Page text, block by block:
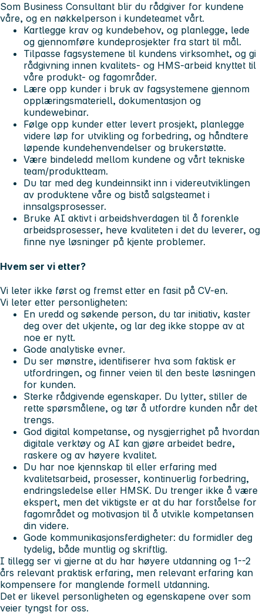
Som Business Consultant blir du rådgiver for kundene
våre, og en nøkkelperson i kundeteamet vårt.
Kartlegge krav og kundebehov, og planlegge, lede
og gjennomføre kundeprosjekter fra start til mål.
Tilpasse fagsystemene til kundens virksomhet, og gi
rådgivning innen kvalitets- og HMS-arbeid knyttet til
våre produkt- og fagområder.
Lære opp kunder i bruk av fagsystemene gjennom
opplæringsmateriell, dokumentasjon og
kundewebinar.
Følge opp kunder etter levert prosjekt, planlegge
videre løp for utvikling og forbedring, og håndtere
løpende kundehenvendelser og brukerstøtte.
Være bindeledd mellom kundene og vårt tekniske
team/produktteam.
Du tar med deg kundeinnsikt inn i videreutviklingen
av produktene våre og bistå salgsteamet i
innsalgsprosesser.
Bruke AI aktivt i arbeidshverdagen til å forenkle
arbeidsprosesser, heve kvaliteten i det du leverer, og
finne nye løsninger på kjente problemer.
Hvem ser vi etter?
Vi leter ikke først og fremst etter en fasit på CV-en.
Vi leter etter personligheten:
En uredd og søkende person, du tar initiativ, kaster
deg over det ukjente, og lar deg ikke stoppe av at
noe er nytt.
Gode analytiske evner.
Du ser mønstre, identifiserer hva som faktisk er
utfordringen, og finner veien til den beste løsningen
for kunden.
Sterke rådgivende egenskaper. Du lytter, stiller de
rette spørsmålene, og tør å utfordre kunden når det
trengs.
God digital kompetanse, og nysgjerrighet på hvordan
digitale verktøy og AI kan gjøre arbeidet bedre,
raskere og av høyere kvalitet.
Du har noe kjennskap til eller erfaring med
kvalitetsarbeid, prosesser, kontinuerlig forbedring,
endringsledelse eller HMSK. Du trenger ikke å være
ekspert, men det viktigste er at du har forståelse for
fagområdet og motivasjon til å utvikle kompetansen
din videre.
Gode kommunikasjonsferdigheter: du formidler deg
tydelig, både muntlig og skriftlig.
I tillegg ser vi gjerne at du har høyere utdanning og 1--2
års relevant praktisk erfaring, men relevant erfaring kan
kompensere for manglende formell utdanning.
Det er likevel personligheten og egenskapene over som
veier tyngst for oss.